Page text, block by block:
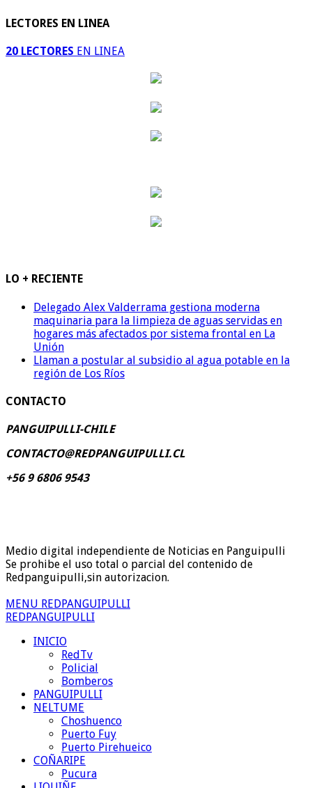
LECTORES EN LINEA
20 LECTORES EN LINEA
LO + RECIENTE
Delegado Alex Valderrama gestiona moderna
maquinaria para la limpieza de aguas servidas en
hogares más afectados por sistema frontal en La
Unión
Llaman a postular al subsidio al agua potable en la
región de Los Ríos
CONTACTO
PANGUIPULLI-CHILE
CONTACTO@REDPANGUIPULLI.CL
+56 9 6806 9543
Medio digital independiente de Noticias en Panguipulli
Se prohibe el uso total o parcial del contenido de
Redpanguipulli,sin autorizacion.
MENU REDPANGUIPULLI
REDPANGUIPULLI
INICIO
RedTv
Policial
Bomberos
PANGUIPULLI
NELTUME
Choshuenco
Puerto Fuy
Puerto Pirehueico
COÑARIPE
Pucura